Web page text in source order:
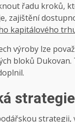
řadu kroků,
zajištění
kapitálového
výroby lze
bloků
strategie